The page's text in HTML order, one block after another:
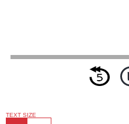
TEXT SIZE